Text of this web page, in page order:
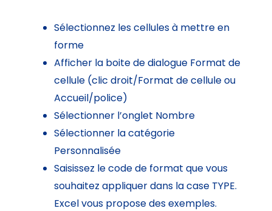
Sélectionnez les cellules à mettre en
forme
Afficher la boite de dialogue Format de
cellule (clic droit/Format de cellule ou
Accueil/police)
Sélectionner l’onglet Nombre
Sélectionner la catégorie
Personnalisée
Saisissez le code de format que vous
souhaitez appliquer dans la case TYPE.
Excel vous propose des exemples.